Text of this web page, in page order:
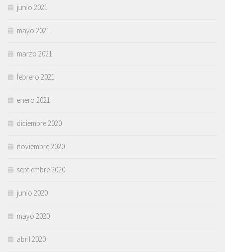
junio 2021
mayo 2021
marzo 2021
febrero 2021
enero 2021
diciembre 2020
noviembre 2020
septiembre 2020
junio 2020
mayo 2020
abril 2020